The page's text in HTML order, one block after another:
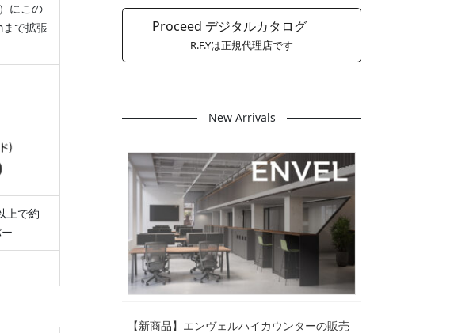
にこの
で拡張
上で約
Proceed デジタルカタログ
R.F.Yは正規代理店です
New Arrivals
【新商品】エンヴェルハイカウンターの販売